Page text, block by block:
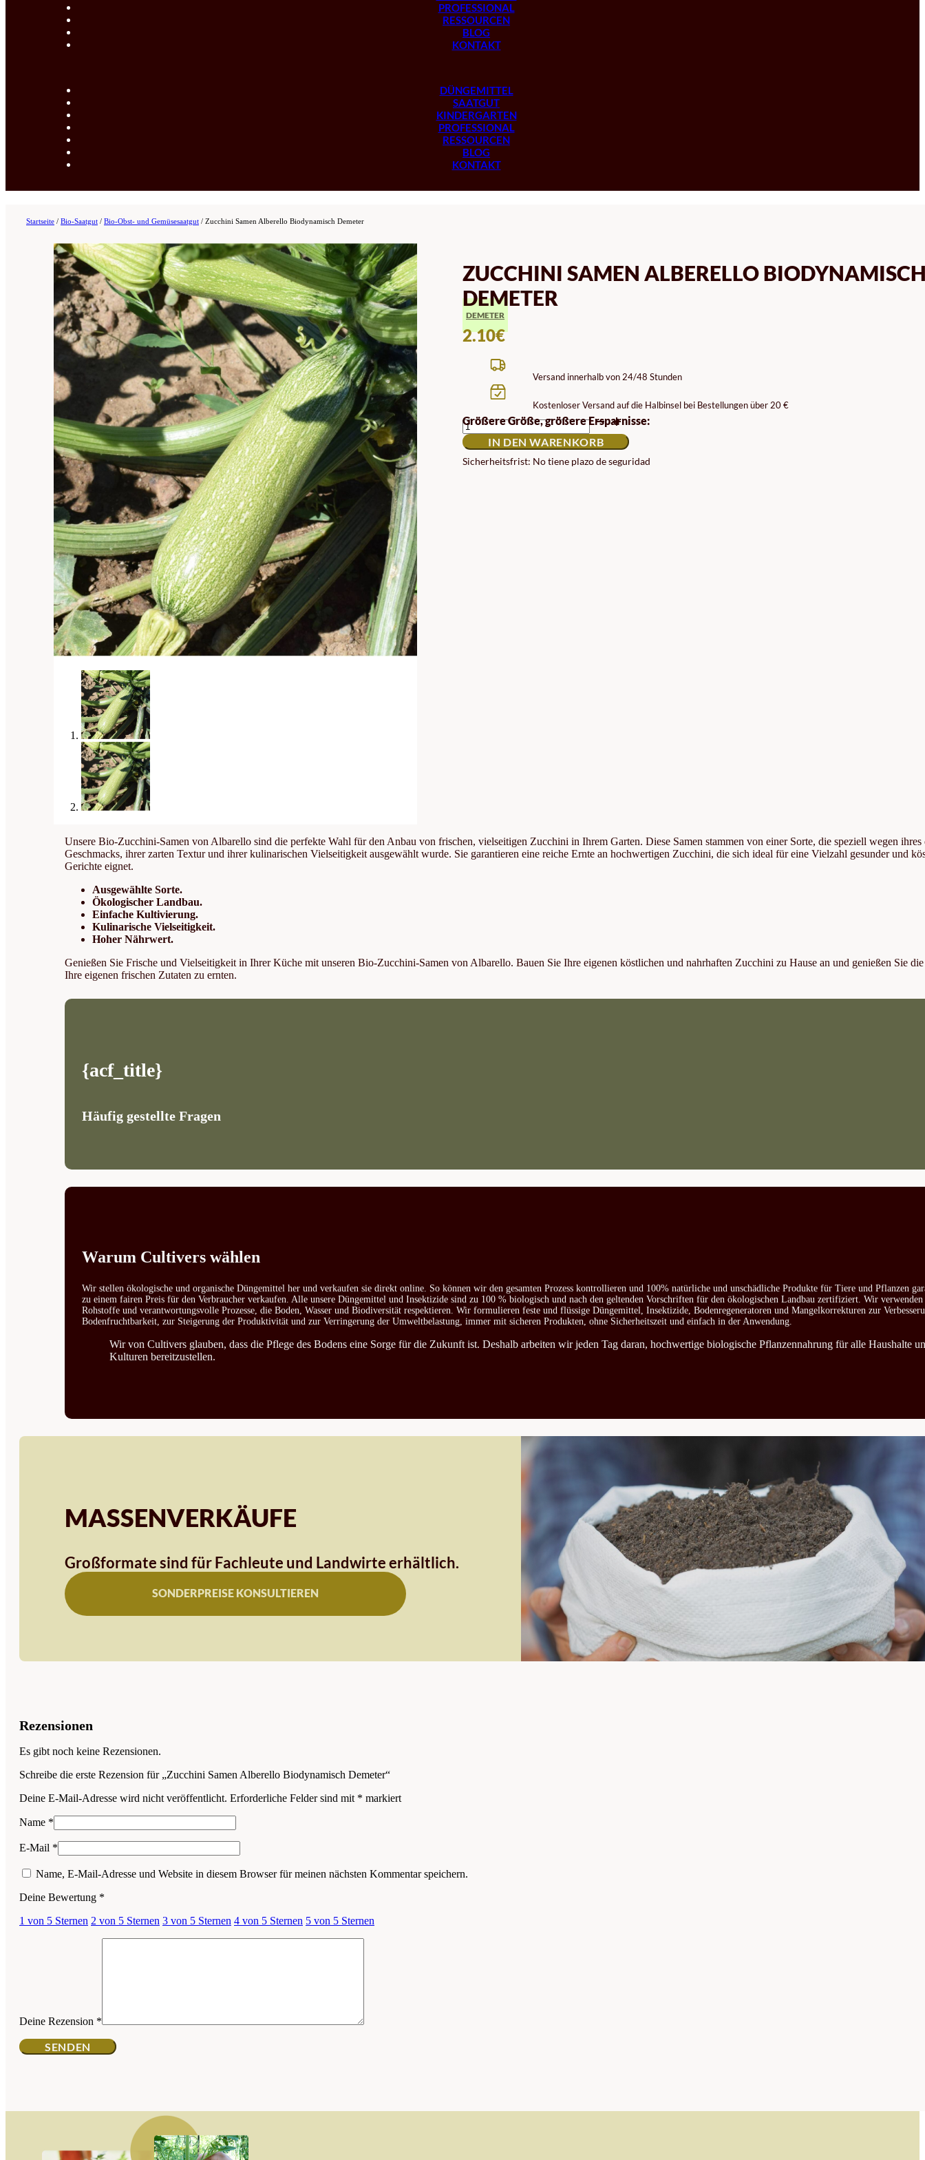
PROFESSIONAL
RESSOURCEN
BLOG
KONTAKT
DÜNGEMITTEL
SAATGUT
KINDERGARTEN
PROFESSIONAL
RESSOURCEN
BLOG
KONTAKT
Startseite / Bio-Saatgut / Bio-Obst- und Gemüsesaatgut / Zucchini Samen Alberello Biodynamisch Demeter
ZUCCHINI SAMEN ALBERELLO
DEMETER
DEMETER
2.10€
Versand innerhalb von 24/48 Stunden
Kostenloser Versand auf die Halbinsel bei Bestellungen über 20 €
Größere Größe, größere Ersparnisse:
ZUCCHINI
SAMEN
ALBERELLO
BIODYNAMISCH
DEMETER
IN DEN WARENKORB
Sicherheitsfrist: No tiene plazo de seguridad
Unsere Bio-Zucchini-Samen von Albarello sind die perfekte Wahl für den Anbau von frischen, vielseitigen Zucchini in Ihrem Garten. Diese Samen stammen von einer Sorte, die speziell wegen ihres
Geschmacks, ihrer zarten Textur und ihrer kulinarischen Vielseitigkeit ausgewählt wurde. Sie garantieren eine reiche Ernte an hochwertigen Zucchini, die sich ideal für eine Vielzahl gesunder und
Gerichte eignet.
Ausgewählte Sorte.
Ökologischer Landbau.
Einfache Kultivierung.
Kulinarische Vielseitigkeit.
Hoher Nährwert.
Genießen Sie Frische und Vielseitigkeit in Ihrer Küche mit unseren Bio-Zucchini-Samen von Albarello. Bauen Sie Ihre eigenen köstlichen und nahrhaften Zucchini zu Hause an und genießen Sie
Ihre eigenen frischen Zutaten zu ernten.
{acf_title}
Häufig gestellte Fragen
Warum Cultivers wählen
Wir stellen ökologische und organische Düngemittel her und verkaufen sie direkt online. So können wir den gesamten Prozess kontrollieren und 100% natürliche und unschädliche Produkte für Tiere und Pflanzen
zu einem fairen Preis für den Verbraucher verkaufen. Alle unsere Düngemittel und Insektizide sind zu 100 % biologisch und nach den geltenden Vorschriften für den ökologischen Landbau zertifiziert. Wir
Rohstoffe und verantwortungsvolle Prozesse, die Boden, Wasser und Biodiversität respektieren. Wir formulieren feste und flüssige Düngemittel, Insektizide, Bodenregeneratoren und Mangelkorrekturen zur
Bodenfruchtbarkeit, zur Steigerung der Produktivität und zur Verringerung der Umweltbelastung, immer mit sicheren Produkten, ohne Sicherheitszeit und einfach in der Anwendung.
Wir von Cultivers glauben, dass die Pflege des Bodens eine Sorge für die Zukunft ist. Deshalb arbeiten wir jeden Tag daran, hochwertige biologische Pflanzennahrung für alle Haushalte
Kulturen bereitzustellen.
MASSENVERKÄUFE
Großformate sind für Fachleute und Landwirte erhältlich.
SONDERPREISE KONSULTIEREN
Rezensionen
Es gibt noch keine Rezensionen.
Schreibe die erste Rezension für „Zucchini Samen Alberello Biodynamisch Demeter“
Deine E-Mail-Adresse wird nicht veröffentlicht. Erforderliche Felder sind mit * markiert
Name *
E-Mail *
Name, E-Mail-Adresse und Website in diesem Browser für meinen nächsten Kommentar speichern.
Deine Bewertung *
1 von 5 Sternen 2 von 5 Sternen 3 von 5 Sternen 4 von 5 Sternen 5 von 5 Sternen
Deine Rezension *